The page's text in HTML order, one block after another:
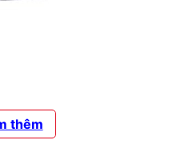
đến nét phong cách và
hiện đại ngày nay. Nó có thể sử
thêm